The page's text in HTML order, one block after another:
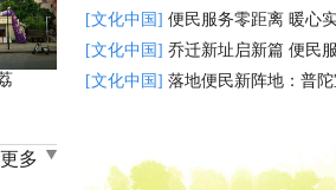
[文化中国] 便民服务零距离 暖心
[文化中国] 乔迁新址启新篇 便民
[文化中国] 落地便民新阵地：普
更多